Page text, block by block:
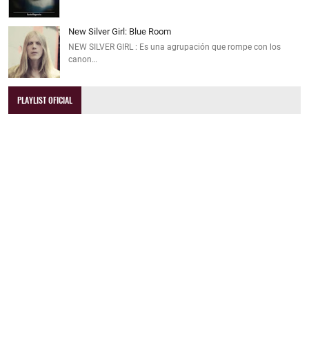
New Silver Girl: Blue Room
NEW SILVER GIRL : Es una agrupación que rompe con los
canon…
PLAYLIST OFICIAL